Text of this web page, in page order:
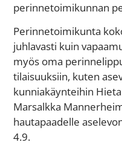
perinnetoimikunnan
Perinnetoimikunta
juhlavasti kuin
myös oma
tilaisuuksiin, kuten
kunniakäynteihin
Marsalkka
hautapaadelle
4.9.